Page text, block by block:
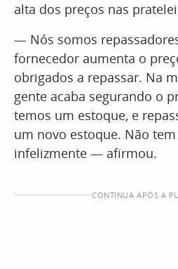
alta dos preços nas
— Nós somos
fornecedor aumenta o
obrigados a repassar. Na
gente acaba segurando o
temos um estoque, e
um novo estoque. Não
infelizmente — afirmou.
CONTINUA APÓS A